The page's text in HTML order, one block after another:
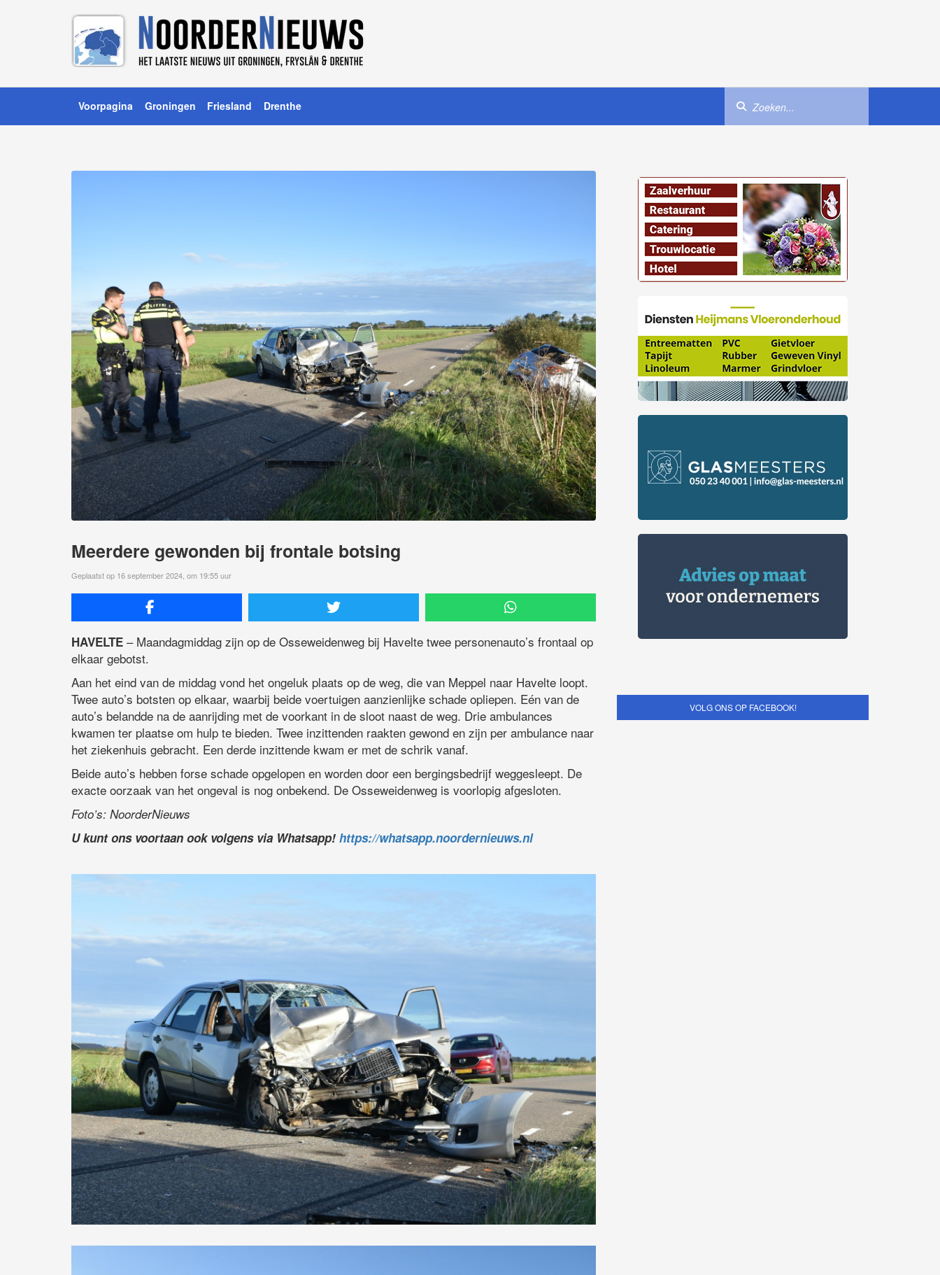
Voorpagina Groningen Friesland Drenthe
Meerdere gewonden bij frontale botsing
Geplaatst op 16 september 2024, om 19:55 uur
HAVELTE – Maandagmiddag zijn op de Osseweidenweg bij Havelte twee personenauto’s frontaal op
elkaar gebotst.
Aan het eind van de middag vond het ongeluk plaats op de weg, die van Meppel naar Havelte loopt.
Twee auto’s botsten op elkaar, waarbij beide voertuigen aanzienlijke schade opliepen. Eén van de
auto’s belandde na de aanrijding met de voorkant in de sloot naast de weg. Drie ambulances
kwamen ter plaatse om hulp te bieden. Twee inzittenden raakten gewond en zijn per ambulance naar
het ziekenhuis gebracht. Een derde inzittende kwam er met de schrik vanaf.
Beide auto’s hebben forse schade opgelopen en worden door een bergingsbedrijf weggesleept. De
exacte oorzaak van het ongeval is nog onbekend. De Osseweidenweg is voorlopig afgesloten.
Foto’s: NoorderNieuws
U kunt ons voortaan ook volgens via Whatsapp! https://whatsapp.noordernieuws.nl
VOLG ONS OP FACEBOOK!